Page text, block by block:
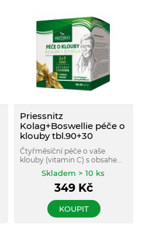
Priessnitz
Kolag+Boswellie péče o
klouby tbl.90+30
Čtyřměsíční péče o vaše
klouby (vitamin C) s obsahem
3 typů kolagenů (kolagen typu
I+II a nativní kolagen typu II) a
Skladem > 10 ks
349 Kč
KOUPIT